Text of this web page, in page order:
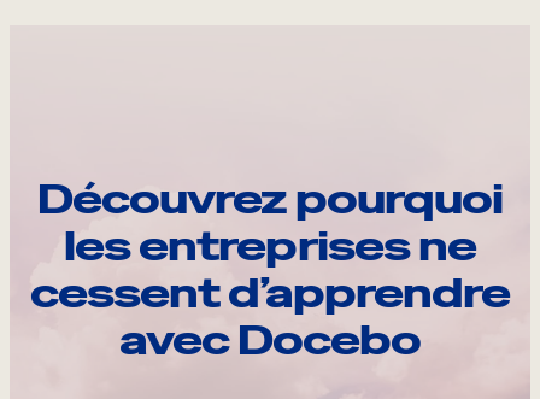
Découvrez pourquoi
les entreprises ne
cessent d’apprendre
avec Docebo